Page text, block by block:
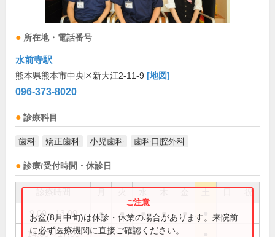
所在地・電話番号
水前寺駅
熊本県熊本市中央区新大江2-11-9 [地図]
096-373-8020
診療科目
歯科 矯正歯科 小児歯科 歯科口腔外科
診療/受付時間・休診日
祝
9:00～13:00 ● ● ● ● ●
14:00～17:00
お盆(8月中旬)は休診・休業の場合があります。来院前
に必ず医療機関に直接ご確認ください。